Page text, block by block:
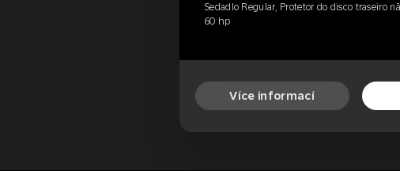
Sedadlo Regular, Protetor do disco traseiro
60 hp
Více informací